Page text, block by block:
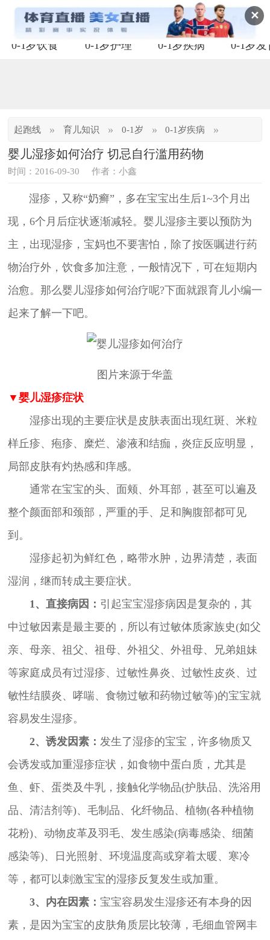
✕
0-1岁饮食 0-1岁护理 0-1岁疾病 0-1岁发
起跑线 » 育儿知识 » 0-1岁 » 0-1岁疾病 »
婴儿湿疹如何治疗 切忌自行滥用药物
时间：2016-09-30 作者：小鑫
湿疹，又称“奶癣”，多在宝宝出生后1~3个月出
现，6个月后症状逐渐减轻。婴儿湿疹主要以预防为
主，出现湿疹，宝妈也不要害怕，除了按医嘱进行药
物治疗外，饮食多加注意，一般情况下，可在短期内
治愈。那么婴儿湿疹如何治疗呢?下面就跟育儿小编一
起来了解一下吧。
图片来源于华盖
▼婴儿湿疹症状
湿疹出现的主要症状是皮肤表面出现红斑、米粒
样丘疹、疱疹、糜烂、渗液和结痂，炎症反应明显，
局部皮肤有灼热感和痒感。
通常在宝宝的头、面颊、外耳部，甚至可以遍及
整个颜面部和颈部，严重的手、足和胸腹部都可见
到。
湿疹起初为鲜红色，略带水肿，边界清楚，表面
湿润，继而转成主要症状。
1、直接病因： 引起宝宝湿疹病因是复杂的，其
中过敏因素是最主要的，所以有过敏体质家族史(如父
亲、母亲、祖父、祖母、外祖父、外祖母、兄弟姐妹
等家庭成员有过湿疹、过敏性鼻炎、过敏性皮炎、过
敏性结膜炎、哮喘、食物过敏和药物过敏等)的宝宝就
容易发生湿疹。
2、诱发因素： 发生了湿疹的宝宝，许多物质又
会诱发或加重湿疹症状，如食物中蛋白质，尤其是
鱼、虾、蛋类及牛乳，接触化学物品(护肤品、洗浴用
品、清洁剂等)、毛制品、化纤物品、植物(各种植物
花粉)、动物皮革及羽毛、发生感染(病毒感染、细菌
感染等)、日光照射、环境温度高或穿着太暖、寒冷
等，都可以刺激宝宝的湿疹反复发生或加重。
3、内在因素： 宝宝容易发生湿疹还有本身的因
素，是因为宝宝的皮肤角质层比较薄，毛细血管网丰